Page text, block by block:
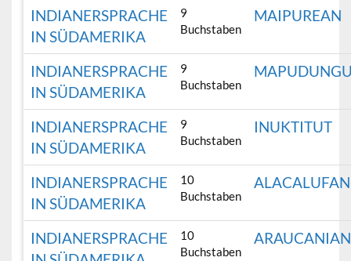
INDIANERSPRACHE
IN SÜDAMERIKA
9
Buchstaben
MAIPUREAN
INDIANERSPRACHE
IN SÜDAMERIKA
9
Buchstaben
INDIANERSPRACHE
IN SÜDAMERIKA
9
Buchstaben
INUKTITUT
INDIANERSPRACHE
IN SÜDAMERIKA
10
Buchstaben
ALACALUFAN
INDIANERSPRACHE
10
Buchstaben
ARAUCANIAN